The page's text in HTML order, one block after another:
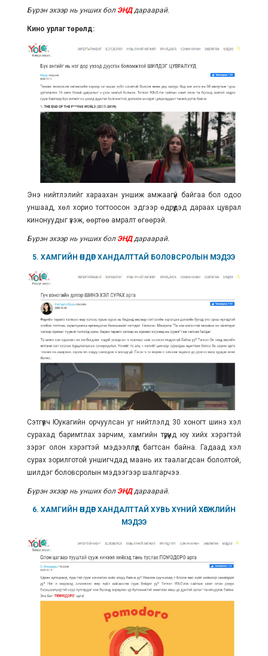
Бүрэн эхээр нь унших бол ЭНДдараарай.
Кино урлаг төрөлд:
Энэ нийтлэлийг хараахан уншиж амжаагүй байгаа бол одоо
уншаад, хөл хорио тогтоосон эдгээр өдрүүдэд дараах цуврал
кинонуудыг үзэж, өөртөө амралт өгөөрэй.
Бүрэн эхээр нь унших бол ЭНДдараарай.
5. ХАМГИЙНӨНДӨР ХАНДАЛТТАЙ БОЛОВСРОЛЫН МЭДЭЭ
Сэтгүүлч Юукагийн орчуулсан уг нийтлэлд 30 хоногт шинэ хэл
сурахад баримтлах зарчим, хамгийн түрүүнд юу хийх хэрэгтэй
зэрэг олон хэрэгтэй мэдээллүүд багтсан байна. Гадаад хэл
сурах зорилготой уншигчдад маань их таалагдсан бололтой,
шилдэг боловсролын мэдээгээр шалгарчээ.
Бүрэн эхээр нь унших бол ЭНДдараарай.
6. ХАМГИЙН ӨНДӨРХАНДАЛТТАЙ ХУВЬ ХҮНИЙ ХӨГЖЛИЙН
МЭДЭЭ